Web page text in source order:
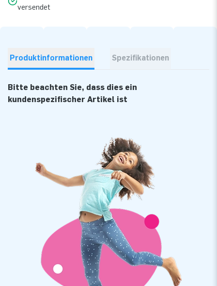
versendet
Produktinformationen Spezifikationen
Bitte beachten Sie, dass dies ein
kundenspezifischer Artikel ist